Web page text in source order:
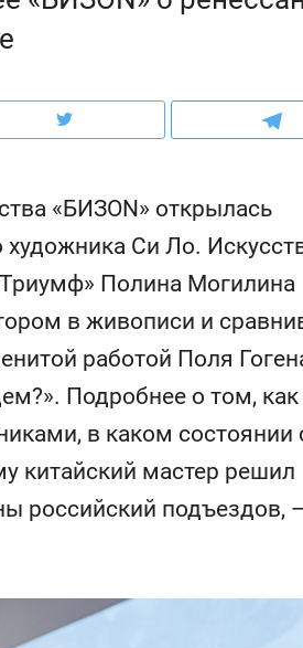
«БИЗON» открылась
художника Си Ло.
Полина Могилина
в живописи и
работой Поля
Подробнее о том, как
в каком состоянии
китайский мастер решил
российский подъездов,
трехкратном росте цен, дотошных
и чудных запросах мастеров
квартиры и Face
какой будет
в ЖК «Нова»
Опыт
с